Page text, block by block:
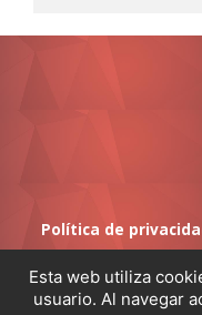
Política de
Esta web utiliza
usuario. Al navegar